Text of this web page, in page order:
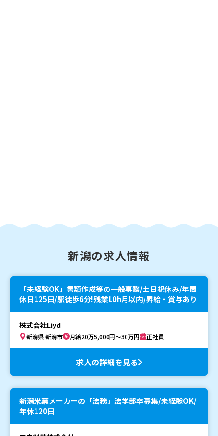
新潟の求人情報
「未経験OK」書類作成等の一般事務/土日祝休み/年間
休日125日/駅徒歩6分!残業10h月以内/昇給・賞与あり
株式会社Liyd
新潟県 新潟市 月給20万5,000円～30万円 正社員
求人の詳細を見る
新潟米菓メーカーの「法務」法学部卒募集/未経験OK/
年休120日